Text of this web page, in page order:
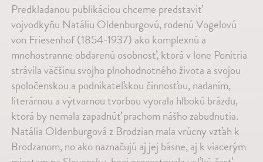
Predkladanou publikáciou chceme predstaviť
vojvodkyňu Natáliu Oldenburgovú, rodenú Vogelovú
von Friesenhof (1854-1937) ako komplexnú a
mnohostranne obdarenú osobnosť, ktorá v lone Ponitria
strávila väčšinu svojho plnohodnotného života a svojou
spoločenskou a podnikateľskou činnosťou, nadaním,
literárnou a výtvarnou tvorbou vyorala hlbokú brázdu,
ktorá by nemala zapadnúť prachom nášho zabudnutia.
Natália Oldenburgová z Brodzian mala vrúcny vzťah k
Brodzanom, no ako naznačujú aj jej básne, aj k viacerým